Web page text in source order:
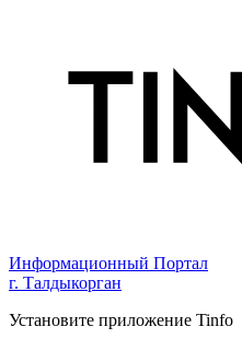
Информационный Портал
г. Талдыкорган
Установите приложение Tinfo